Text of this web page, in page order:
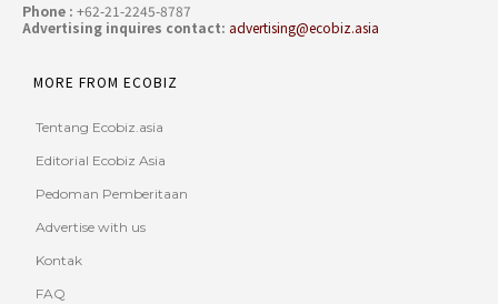
Phone : +62-21-2245-8787
Advertising inquires contact: advertising@ecobiz.asia
MORE FROM ECOBIZ
Tentang Ecobiz.asia
Editorial Ecobiz Asia
Pedoman Pemberitaan
Advertise with us
Kontak
FAQ